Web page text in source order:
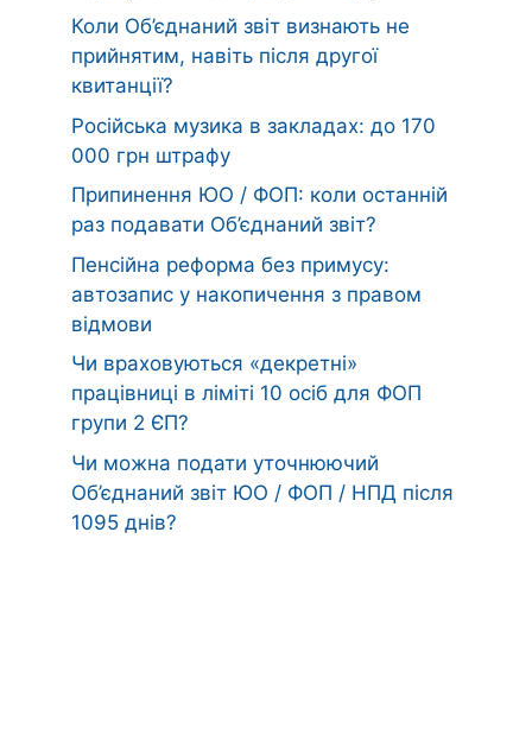
Коли Об’єднаний звіт визнають не
прийнятим, навіть після другої
квитанції?
Російська музика в закладах: до 170
000 грн штрафу
Припинення ЮО / ФОП: коли останній
раз подавати Об’єднаний звіт?
Пенсійна реформа без примусу:
автозапис у накопичення з правом
відмови
Чи враховуються «декретні»
працівниці в ліміті 10 осіб для ФОП
групи 2 ЄП?
Чи можна подати уточнюючий
Об’єднаний звіт ЮО / ФОП / НПД після
1095 днів?